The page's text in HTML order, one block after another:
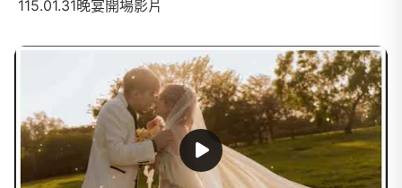
115.01.31晚宴開場影片